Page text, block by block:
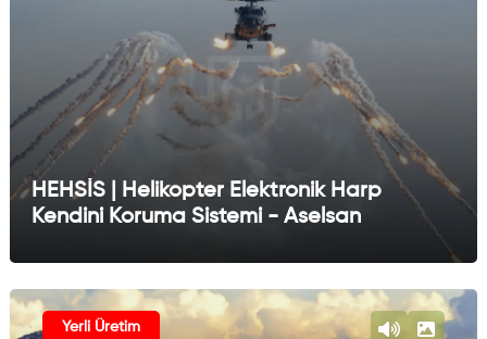
HEHSİS | Helikopter Elektronik Harp
Kendini Koruma Sistemi - Aselsan
Yerli Üretim